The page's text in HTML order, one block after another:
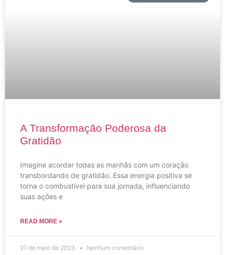
A Transformação Poderosa da
Gratidão
Imagine acordar todas as manhãs com um coração
transbordando de gratidão. Essa energia positiva se
torna o combustível para sua jornada, influenciando
suas ações e
READ MORE »
21 de maio de 2023 Nenhum comentário